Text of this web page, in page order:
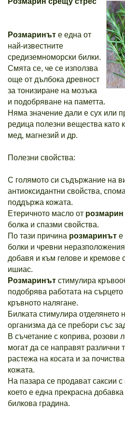
Розмаринът е една от
най-известните
средиземноморски билки.
Смята се, че се използва
още от дълбока древност
за тонизиране на мозъка
и подобряване на паметта.
Няма значение дали е сух или
редица полезни вещества като
мед, магнезий и др.
Полезни свойства:
С голямото си съдържание на
антиоксидантни свойства,
поддържа кожата.
Етеричното масло от розмарин
болка и спазми свойства.
По тази причина розмаринът е
болки и чревни
добавя и към гелове и кремове
ишиас.
Розмаринът стимулира
подобрява работата на
кръвното налягане.
Билката стимулира отделянето
организма да се пребори със
В съчетание с коприва, розови
могат да се направят различни
растежа на косата и за
кожата.
На пазара се продават саксии с
което е една прекрасна
билкова градина.